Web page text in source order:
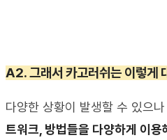
A2. 그래서 카고러쉬는 이렇게
다양한 상황이 발생할 수 있으
트워크 방법들을 다양하게 이용